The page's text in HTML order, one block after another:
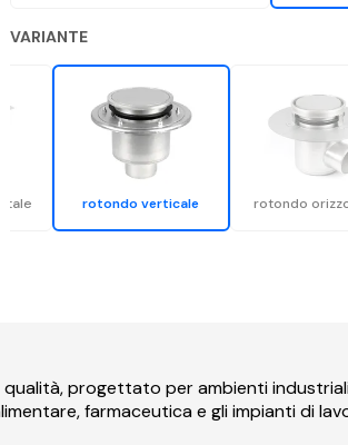
VARIANTE
rotondo verticale rotondo
progettato per ambienti
farmaceutica e gli impianti di